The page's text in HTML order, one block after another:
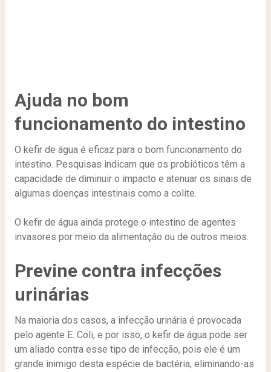
Ajuda no bom
funcionamento do intestino
O kefir de água é eficaz para o bom funcionamento do
intestino. Pesquisas indicam que os probióticos têm a
capacidade de diminuir o impacto e atenuar os sinais de
algumas doenças intestinais como a colite.
O kefir de água ainda protege o intestino de agentes
invasores por meio da alimentação ou de outros meios.
Previne contra infecções
urinárias
Na maioria dos casos, a infecção urinária é provocada
pelo agente E. Coli, e por isso, o kefir de água pode ser
um aliado contra esse tipo de infecção, pois ele é um
grande inimigo desta espécie de bactéria, eliminando-as